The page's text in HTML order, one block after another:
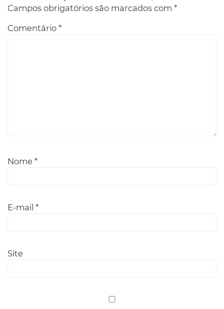
Campos obrigatórios são marcados com *
Comentário *
Nome *
E-mail *
Site